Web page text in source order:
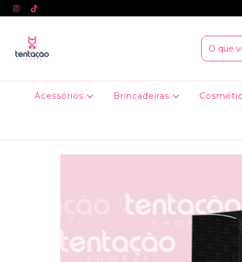
Acessórios Brincadeiras